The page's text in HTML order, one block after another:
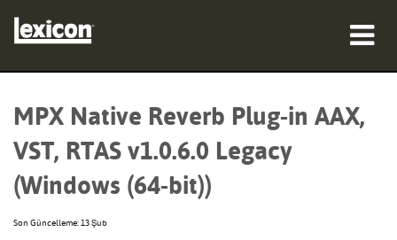
profesyoneller
MPX Native Reverb Plug-in AAX,
VST, RTAS v1.0.6.0 Legacy
(Windows (64-bit))
Son Güncelleme: 13 Şub